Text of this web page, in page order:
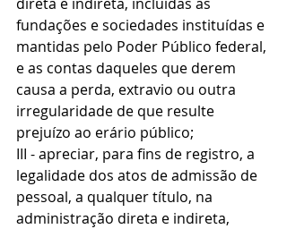
fundações e sociedades instituídas e
mantidas pelo Poder Público federal,
e as contas daqueles que derem
causa a perda, extravio ou outra
irregularidade de que resulte
prejuízo ao erário público;
III - apreciar, para fins de registro, a
legalidade dos atos de admissão de
pessoal, a qualquer título, na
administração direta e indireta,